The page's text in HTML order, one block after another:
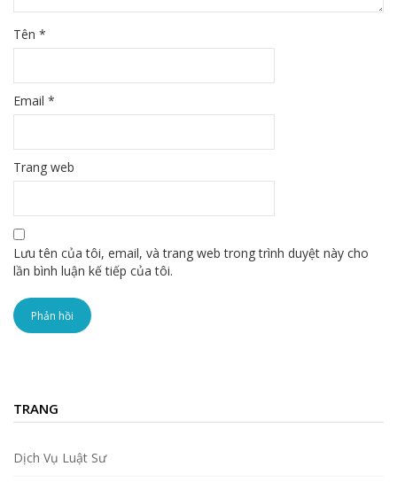
Tên *
Email *
Trang web
Lưu tên của tôi, email, và trang web trong trình duyệt này cho
lần bình luận kế tiếp của tôi.
TRANG
Dịch Vụ Luật Sư